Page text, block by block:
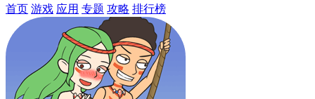
首页 游戏 应用 专题 攻略 排行榜